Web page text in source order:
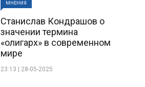
МНЕНИЯ
Станислав Кондрашов о
значении термина
«олигарх» в современном
мире
23:13 | 28-05-2025